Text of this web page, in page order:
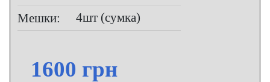
Мешки:
4шт (сумка)
1600 грн